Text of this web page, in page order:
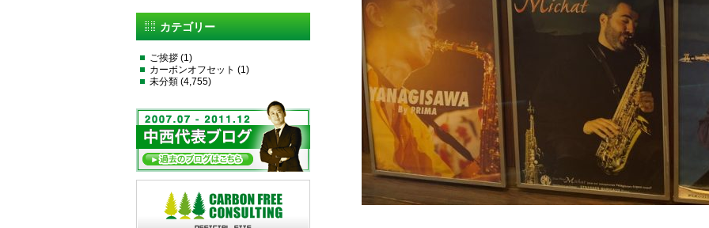
カテゴリー
ご挨拶 (1)
カーボンオフセット (1)
未分類 (4,755)